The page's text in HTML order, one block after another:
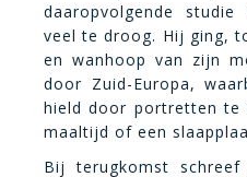
daaropvolgende
veel te droog. Hij ging,
en wanhoop van zijn
door Zuid-Europa,
hield door portretten te
maaltijd of een
Bij terugkomst